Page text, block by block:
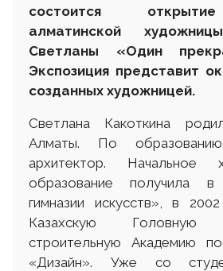
состоится
алматинской
Светланы «Один
Экспозиция представит
созданных художницей.
Светлана Какоткина
Алматы. По
архитектор. Начальное
образование получила в
гимназии искусств», в
Казахскую Головную
строительную Академию по
«Дизайн». Уже со